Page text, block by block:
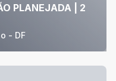
PLANEJADA | 2
- DF